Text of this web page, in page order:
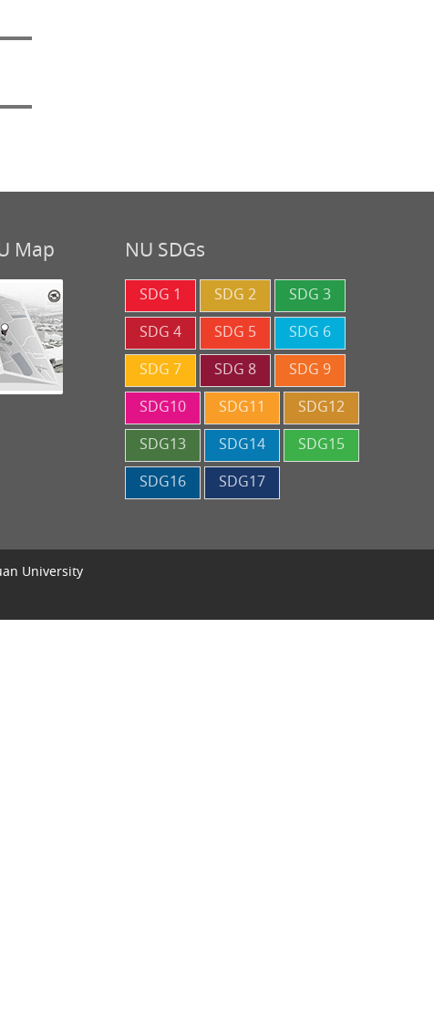
Map NU SDGs
SDG 1 SDG 2
SDG 3
SDG 4
SDG 5
SDG 6
SDG 7
SDG 8
SDG 9
SDG10
SDG11
SDG12
SDG13
SDG14
SDG15
SDG16
SDG17
University